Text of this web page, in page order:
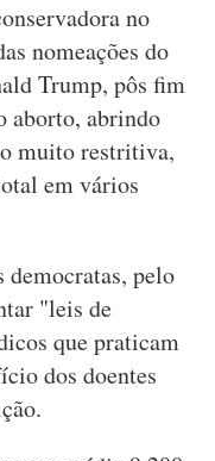
no
nomeações do
Trump, pôs fim
aborto, abrindo
muito restritiva,
em vários
democratas, pelo
"leis de
que praticam
dos doentes